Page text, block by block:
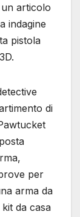
articolo
indagine
pistola
di
per
arma da
da casa